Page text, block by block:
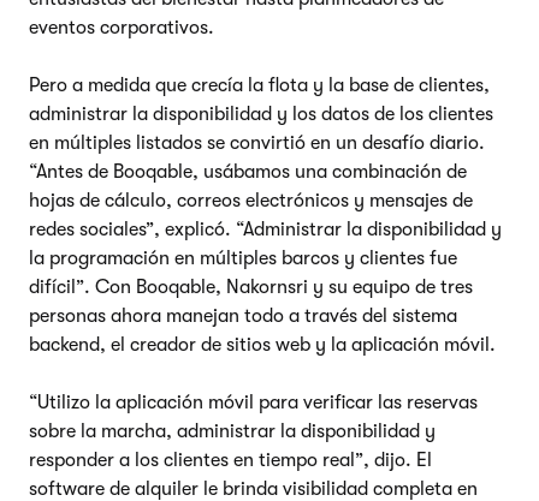
eventos corporativos.
Pero a medida que crecía la flota y la base de clientes,
administrar la disponibilidad y los datos de los clientes
en múltiples listados se convirtió en un desafío diario.
“Antes de Booqable, usábamos una combinación de
hojas de cálculo, correos electrónicos y mensajes de
redes sociales”, explicó. “Administrar la disponibilidad y
la programación en múltiples barcos y clientes fue
difícil”. Con Booqable, Nakornsri y su equipo de tres
personas ahora manejan todo a través del sistema
backend, el creador de sitios web y la aplicación móvil.
“Utilizo la aplicación móvil para verificar las reservas
sobre la marcha, administrar la disponibilidad y
responder a los clientes en tiempo real”, dijo. El
software de alquiler le brinda visibilidad completa en